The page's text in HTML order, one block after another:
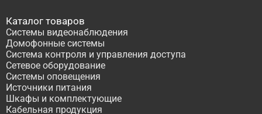
Каталог товаров
Системы видеонаблюдения
Домофонные системы
Система контроля и управления доступа
Сетевое оборудование
Системы оповещения
Источники питания
Шкафы и комплектующие
Кабельная продукция